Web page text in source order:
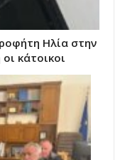
Ηλία στην
κάτοικοι